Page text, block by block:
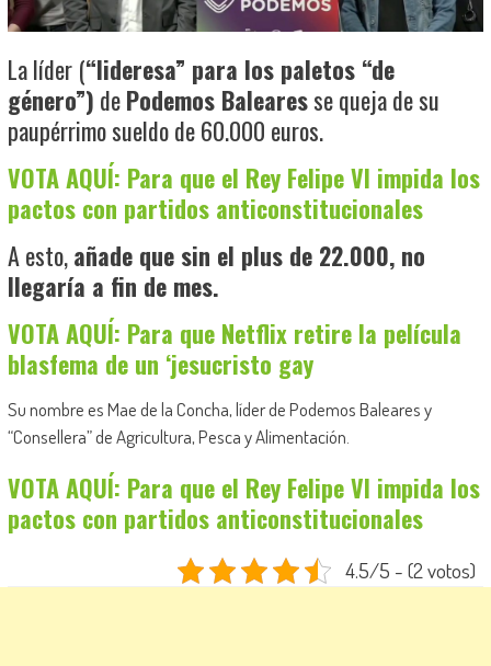
La líder (“lideresa” para los paletos “de
género”) dePodemos Balearesse queja de su
paupérrimo sueldo de 60.000 euros.
VOTA AQUÍ: Para que el Rey Felipe VI impida los
pactos con partidos anticonstitucionales
A esto,añade que sin el plus de 22.000, no
llegaría a fin de mes.
VOTA AQUÍ: Para que Netflix retire la película
blasfema de un ‘jesucristo gay
Su nombre es Mae de la Concha, líder de Podemos Baleares y
“Consellera” de Agricultura, Pesca y Alimentación.
VOTA AQUÍ: Para que el Rey Felipe VI impida los
pactos con partidos anticonstitucionales
4.5/5 - (2 votos)